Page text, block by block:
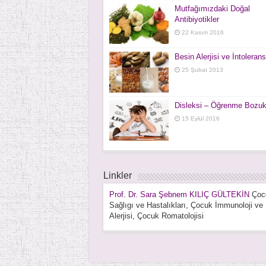
Mutfağımızdaki Doğal
Antibiyotikler
22 Kasım 2016
Besin Alerjisi ve
25 Şubat 2013
Disleksi – Öğrenme
15 Eylül 2016
Linkler
Prof. Dr. Sara Şebnem KILIÇ GÜLTEKİN
Sağlıgı ve Hastalıkları, Çocuk İmmunoloji ve
Alerjisi, Çocuk Romatolojisi